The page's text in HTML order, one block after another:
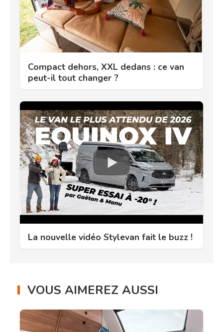
Compact dehors, XXL dedans : ce van
peut-il tout changer ?
La nouvelle vidéo Stylevan fait le buzz !
VOUS AIMEREZ AUSSI